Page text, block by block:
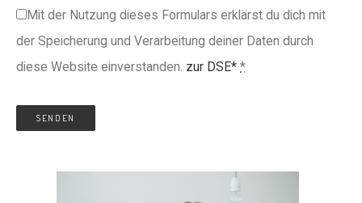
Mit der Nutzung dieses Formulars erklärst du dich mit
der Speicherung und Verarbeitung deiner Daten durch
diese Website einverstanden. zur DSE* *